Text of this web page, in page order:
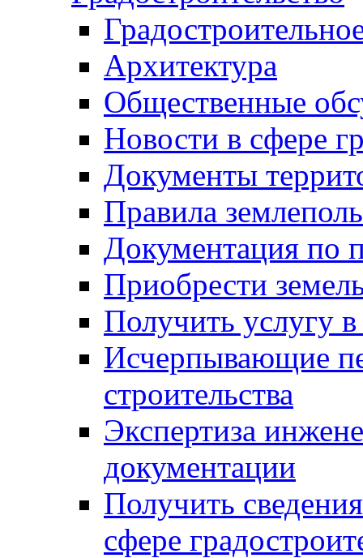
Архитектура
Общественные
Новости в сфере
Документы
Правила
Документация по
Приобрести
Получить услугу в
Исчерпывающие
строительства
Экспертиза
документации
Получить
сфере